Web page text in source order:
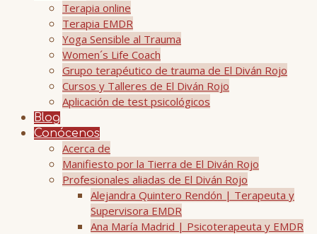
Terapia online
Terapia EMDR
Yoga Sensible al Trauma
Women´s Life Coach
Grupo terapéutico de trauma de El Diván Rojo
Cursos y Talleres de El Diván Rojo
Aplicación de test psicológicos
Blog
Conócenos
Acerca de
Manifiesto por la Tierra de El Diván Rojo
Profesionales aliadas de El Diván Rojo
Alejandra Quintero Rendón | Terapeuta y
Supervisora EMDR
Ana María Madrid | Psicoterapeuta y EMDR